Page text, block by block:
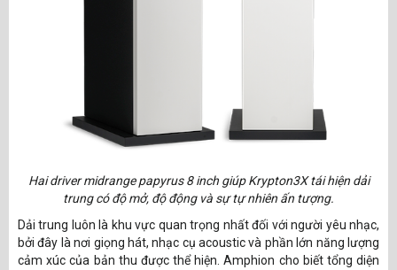
Hai driver midrange papyrus 8 inch giúp Krypton3X tái hiện dải
trung có độ mở, độ động và sự tự nhiên ấn tượng.
Dải trung luôn là khu vực quan trọng nhất đối với người yêu nhạc,
bởi đây là nơi giọng hát, nhạc cụ acoustic và phần lớn năng lượng
cảm xúc của bản thu được thể hiện. Amphion cho biết tổng diện